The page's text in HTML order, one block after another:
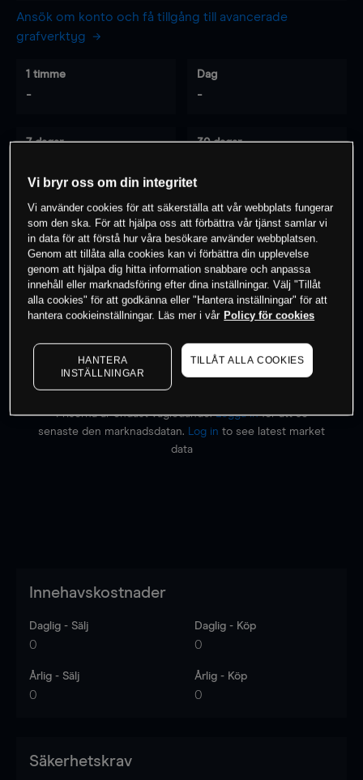
Ansök om konto och få tillgång till avancerade
grafverktyg
1 timme
-
Dag
-
7 dagar 30 dagar
0% av kunderna har en position i detta
instrument
Börja handla
Priserna är endast vägledande.Logga inför att se
senaste den marknadsdatan.
Log in to see latest market
data
Innehavskostnader
Daglig - Sälj
0
Daglig - Köp
0
Årlig - Sälj
0
Årlig - Köp
0
Säkerhetskrav
Vi bryr oss om din integritet
Vi använder cookies för att säkerställa att vår webbplats fungerar
som den ska. För att hjälpa oss att förbättra vår tjänst samlar vi
in data för att förstå hur våra besökare använder webbplatsen.
Genom att tillåta alla cookies kan vi förbättra din upplevelse
genom att hjälpa dig hitta information snabbare och anpassa
innehåll eller marknadsföring efter dina inställningar. Välj "Tillåt
alla cookies" för att godkänna eller "Hantera inställningar" för att
hantera cookieinställningar. Läs mer i vår Policy för cookies
HANTERA
INSTÄLLNINGAR
TILLÅT ALLA COOKIES